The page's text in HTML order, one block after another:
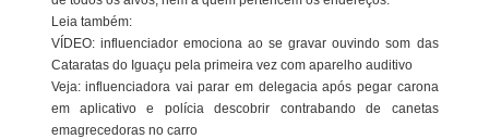
Leia também:
VÍDEO: influenciador emociona ao se gravar ouvindo som das
Cataratas do Iguaçu pela primeira vez com aparelho auditivo
Veja: influenciadora vai parar em delegacia após pegar carona
em aplicativo e polícia descobrir contrabando de canetas
emagrecedoras no carro